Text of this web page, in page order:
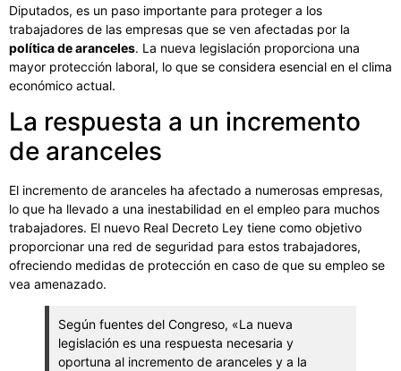
Diputados, es un paso importante para proteger a los
trabajadores de las empresas que se ven afectadas por la
política de aranceles. La nueva legislación proporciona una
mayor protección laboral, lo que se considera esencial en el clima
económico actual.
La respuesta a un incremento
de aranceles
El incremento de aranceles ha afectado a numerosas empresas,
lo que ha llevado a una inestabilidad en el empleo para muchos
trabajadores. El nuevo Real Decreto Ley tiene como objetivo
proporcionar una red de seguridad para estos trabajadores,
ofreciendo medidas de protección en caso de que su empleo se
vea amenazado.
Según fuentes del Congreso, «La nueva
legislación es una respuesta necesaria y
oportuna al incremento de aranceles y a la